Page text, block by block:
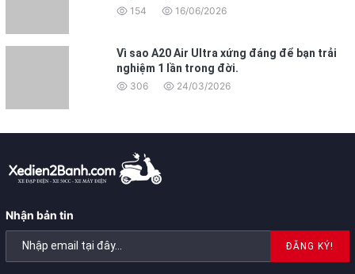
154 16/06/2026
Vì sao A20 Air Ultra xứng đáng để bạn trải
nghiệm 1 lần trong đời.
306 24/03/2026
Nhận bản tin
ĐĂNG KÝ!